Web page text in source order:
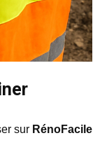
sur RénoFacile